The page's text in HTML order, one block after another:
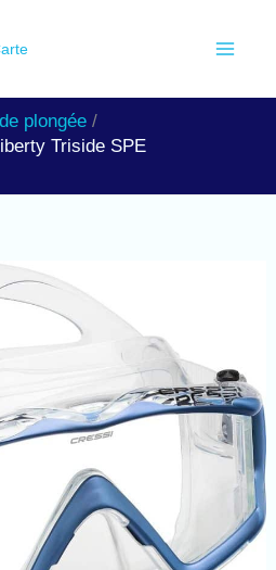
plongée
Triside SPE